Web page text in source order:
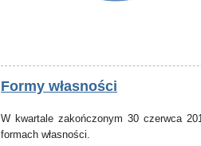
Formy własności
W kwartale zakończonym 30 czerwca
formach własności.